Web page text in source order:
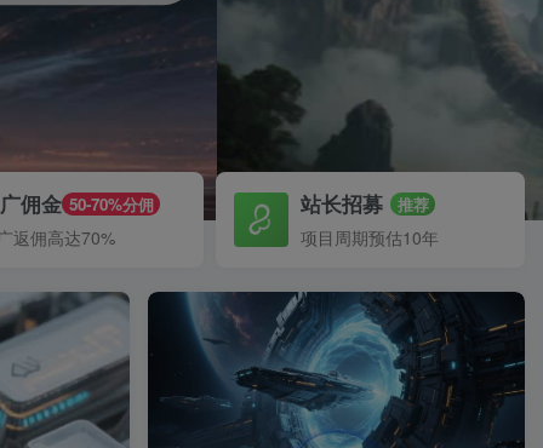
佣金 50-70%分佣
返佣高达70%
站长招募 推荐
项目周期预估10年